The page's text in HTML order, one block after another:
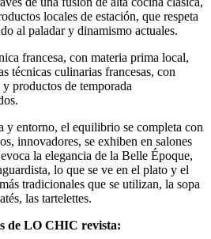
locales de estación, que respeta
al paladar y dinamismo actuales.
francesa, con materia prima local,
técnicas culinarias francesas, con
productos de temporada
y entorno, el equilibrio se completa con
innovadores, se exhiben en salones
la elegancia de la Belle Époque,
lo que se ve en el plato y el
tradicionales que se utilizan, la sopa
las tartelettes.
de LO CHIC revista: